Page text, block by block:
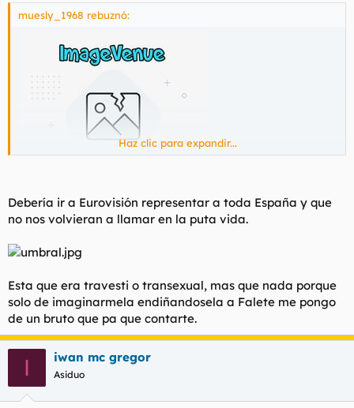
muesly_1968 rebuznó:
Haz clic para expandir...
Debería ir a Eurovisión representar a toda España y que
no nos volvieran a llamar en la puta vida.
Esta que era travesti o transexual, mas que nada porque
solo de imaginarmela endiñandosela a Falete me pongo
de un bruto que pa que contarte.
I iwan mc gregor
Asiduo